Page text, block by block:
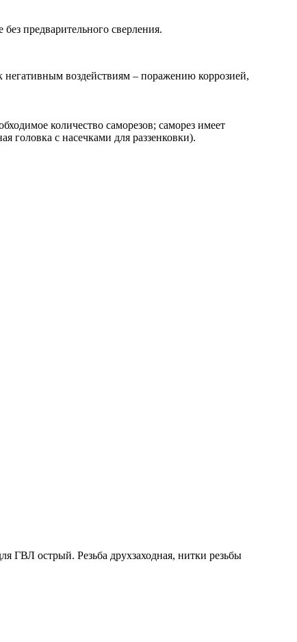
предварительного сверления.
воздействиям – поражению коррозией,
количество саморезов; саморез имеет
головка с насечками для раззенковки).
ГВЛ острый. Резьба друхзаходная, нитки резьбы